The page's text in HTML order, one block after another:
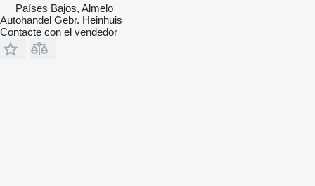
Países Bajos, Almelo
Autohandel Gebr. Heinhuis
Contacte con el vendedor